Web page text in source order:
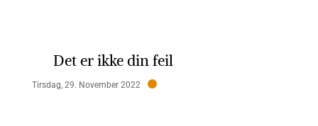
Det er ikke din feil
Tirsdag, 29. November 2022